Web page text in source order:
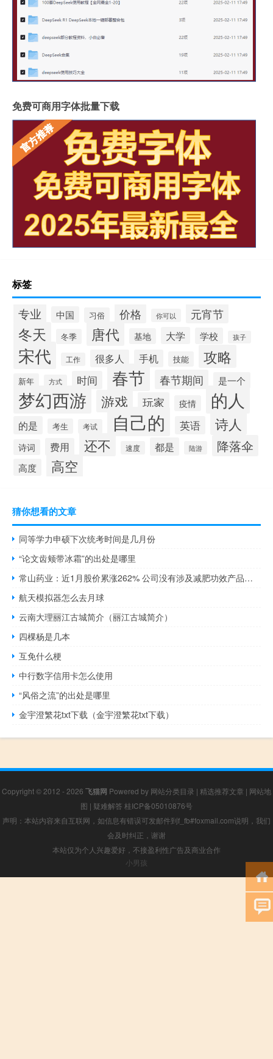
免费可商用字体批量下载
标签
专业 中国 习俗 价格 你可以 元宵节
冬天 冬季 唐代 基地 大学 学校 孩子
宋代 工作 很多人 手机 技能 攻略
新年 方式 时间 春节 春节期间 是一个
梦幻西游 游戏 玩家 疫情 的人
的是 考生 考试 自己的 英语 诗人
诗词 费用 还不 速度 都是 陆游 降落伞
高度 高空
猜你想看的文章
同等学力申硕下次统考时间是几月份
“论文齿颊带冰霜”的出处是哪里
常山药业：近1月股价累涨262% 公司没有涉及减肥功效产品的收入
航天模拟器怎么去月球
云南大理丽江古城简介（丽江古城简介）
四棵杨是几本
互免什么梗
中行数字信用卡怎么使用
“风俗之流”的出处是哪里
金宇澄繁花txt下载（金宇澄繁花txt下载）
Copyright © 2012 - 2026 飞猫网 Powered by 网站分类目录 | 精选推荐文章 | 网站地
图 | 疑难解答 桂ICP备05010876号
声明：本站内容来自互联网，如信息有错误可发邮件到f_fb#foxmail.com说明，我们
会及时纠正，谢谢
本站仅为个人兴趣爱好，不接盈利性广告及商业合作
小男孩